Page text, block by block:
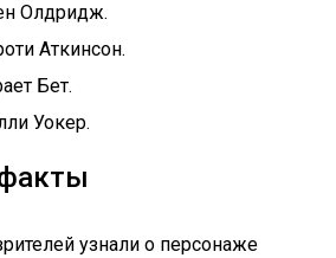
Олдридж.
Аткинсон.
Бет.
Уокер.
узнали о персонаже